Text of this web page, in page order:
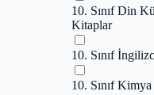
10. Sınıf Din
Kitaplar
10. Sınıf
10. Sınıf